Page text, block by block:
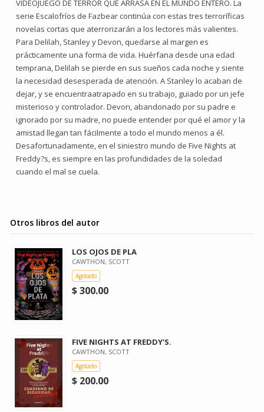
VIDEOJUEGO DE TERROR QUE ARRASA EN EL MUNDO ENTERO. La
serie Escalofríos de Fazbear continúa con estas tres terroríficas
novelas cortas que aterrorizarán a los lectores más valientes.
Para Delilah, Stanley y Devon, quedarse al margen es
prácticamente una forma de vida. Huérfana desde una edad
temprana, Delilah se pierde en sus sueños cada noche y siente
la necesidad desesperada de atención. A Stanley lo acaban de
dejar, y se encuentraatrapado en su trabajo, guiado por un jefe
misterioso y controlador. Devon, abandonado por su padre e
ignorado por su madre, no puede entender por qué el amor y la
amistad llegan tan fácilmente a todo el mundo menos a él.
Desafortunadamente, en el siniestro mundo de Five Nights at
Freddy?s, es siempre en las profundidades de la soledad
cuando el mal se cuela.
Otros libros del autor
LOS OJOS DE PLA
CAWTHON, SCOTT
Agotado
$ 300.00
FIVE NIGHTS AT FREDDY'S.
CAWTHON, SCOTT
Agotado
$ 200.00